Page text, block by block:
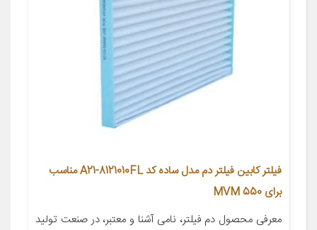
فیلتر کابین فیلتر دم مدل ساده کد A21-8121010FL مناسب
برای MVM 550
معرفی محصول دم فیلتر، نامی آشنا و معتبر، در صنعت تولید